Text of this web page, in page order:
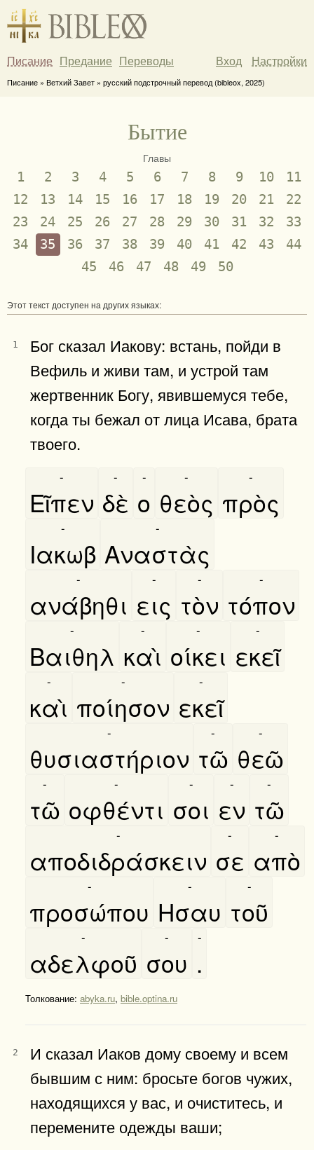
Писание Предание Переводы Вход Настройки
Писание » Ветхий Завет » русский подстрочный перевод (bibleox, 2025)
Бытие
Главы
1 2 3 4 5 6 7 8 9 10
11
12
13 14 15 16 17 18 19 20 21
22
23
24 25 26 27 28 29 30 31 32
33
34
35 36 37 38 39 40 41 42 43
44
45
46 47 48 49 50
Этот текст доступен на других языках:
1
Бог сказал Иакову: встань, пойди в
Вефиль и живи там, и устрой там
жертвенник Богу, явившемуся тебе,
когда ты бежал от лица Исава, брата
твоего.
Εῖπεν
-
δὲ
-
ο
-
θεὸς
-
πρὸς
-
Ιακωβ
-
Αναστὰς
-
ανάβηθι
-
εις
-
τὸν
-
τόπον
-
Βαιθηλ
-
καὶ
-
οίκει
-
εκεῖ
-
καὶ
-
ποίησον
-
εκεῖ
-
θυσιαστήριον
-
τῶ
-
θεῶ
-
τῶ
-
οφθέντι
-
σοι
-
εν
-
τῶ
-
αποδιδράσκειν
-
σε
-
απὸ
-
προσώπου
-
Ησαυ
-
τοῦ
-
αδελφοῦ
-
σου
-
.
-
Толкование: abyka.ru, bible.optina.ru
2
И сказал Иаков дому своему и всем
бывшим с ним: бросьте богов чужих,
находящихся у вас, и очиститесь, и
перемените одежды ваши;